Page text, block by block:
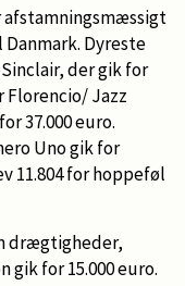
Dyreste
der gik for
Florencio/ Jazz
37.000 euro.
Uno gik for
11.804 for hoppeføl
drægtigheder,
gik for 15.000 euro.